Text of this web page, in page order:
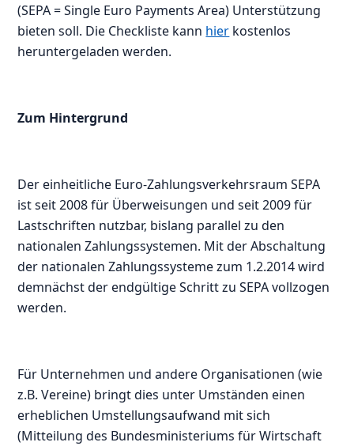
(SEPA = Single Euro Payments Area) Unterstützung
bieten soll. Die Checkliste kann hier kostenlos
heruntergeladen werden.
Zum Hintergrund
Der einheitliche Euro-Zahlungsverkehrsraum SEPA
ist seit 2008 für Überweisungen und seit 2009 für
Lastschriften nutzbar, bislang parallel zu den
nationalen Zahlungssystemen. Mit der Abschaltung
der nationalen Zahlungssysteme zum 1.2.2014 wird
demnächst der endgültige Schritt zu SEPA vollzogen
werden.
Für Unternehmen und andere Organisationen (wie
z.B. Vereine) bringt dies unter Umständen einen
erheblichen Umstellungsaufwand mit sich
(Mitteilung des Bundesministeriums für Wirtschaft